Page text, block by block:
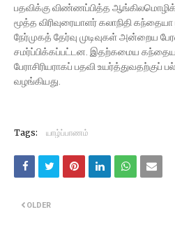
பதவிக்கு விண்ணப்பித்த
மூத்த விரிவுரையாளர் கலாநிதி
நேர்முகத் தேர்வு முடிவுகள் அன்றைய
சமர்ப்பிக்கப்பட்டன. இதற்கமைய
பேராசிரியராகப் பதவி
வழங்கியது.
Tags: யாழ்ப்பாணம்
OLDER